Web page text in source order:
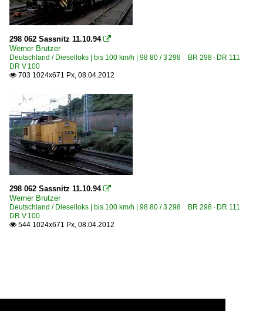
298 062 Sassnitz 11.10.94 
Werner Brutzer
Deutschland / Dieselloks | bis 100 km/h | 98 80 / 3 298 BR 298 · DR 111
DR V 100
 703 1024x671 Px, 08.04.2012
298 062 Sassnitz 11.10.94 
Werner Brutzer
Deutschland / Dieselloks | bis 100 km/h | 98 80 / 3 298 BR 298 · DR 111
DR V 100
 544 1024x671 Px, 08.04.2012